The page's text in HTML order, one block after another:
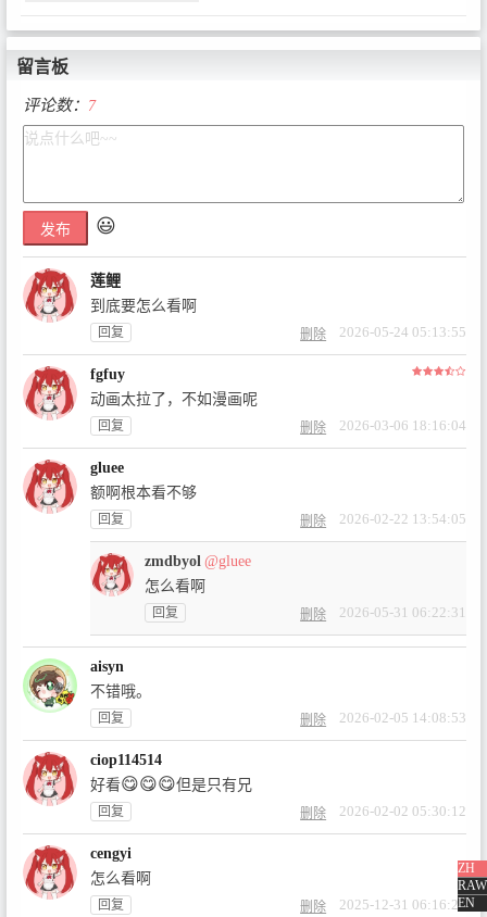
ZH
RAW
EN
留言板
评论数： 7
发布 😃
莲鲤
到底要怎么看啊
回复 删除 2026-05-24 05:13:55
fgfuy
动画太拉了，不如漫画呢
回复 删除 2026-03-06 18:16:04
gluee
额啊根本看不够
回复 删除 2026-02-22 13:54:05
zmdbyol @gluee
怎么看啊
回复 删除 2026-05-31 06:22:31
aisyn
不错哦。
回复 删除 2026-02-05 14:08:53
ciop114514
好看😋😋😋但是只有兄
回复 删除 2026-02-02 05:30:12
cengyi
怎么看啊
回复 删除 2025-12-31 06:16:21